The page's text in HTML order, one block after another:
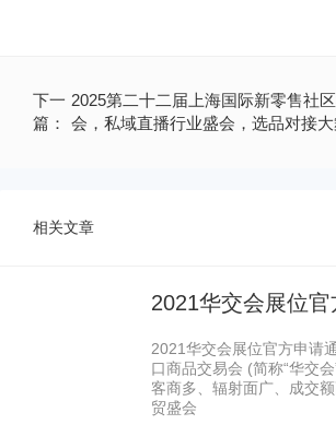
下一
篇：
2025第二十二届上海国际新零售社
会，私域直播行业盛会，选品对接
相关文章
2021华交会展位
2021华交会展位官方申请
口商品交易会 (简称“华交会
客商多、辐射面广、成交
贸盛会